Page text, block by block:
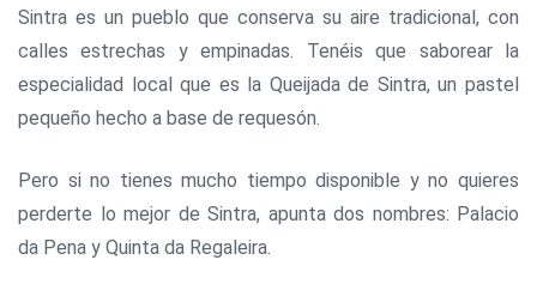
Sintra es un pueblo que conserva su aire tradicional, con
calles estrechas y empinadas. Tenéis que saborear la
especialidad local que es la Queijada de Sintra, un pastel
pequeño hecho a base de requesón.
Pero si no tienes mucho tiempo disponible y no quieres
perderte lo mejor de Sintra, apunta dos nombres: Palacio
da Pena y Quinta da Regaleira.